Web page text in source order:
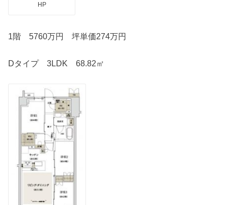
HP
1階 5760万円 坪単価274万円
Dタイプ 3LDK 68.82㎡